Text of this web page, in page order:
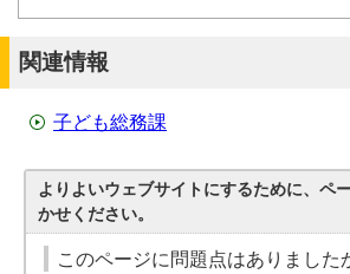
関連情報
子ども総務課
よりよいウェブサイトにするために、ペ
かせください。
このページに問題点はありました